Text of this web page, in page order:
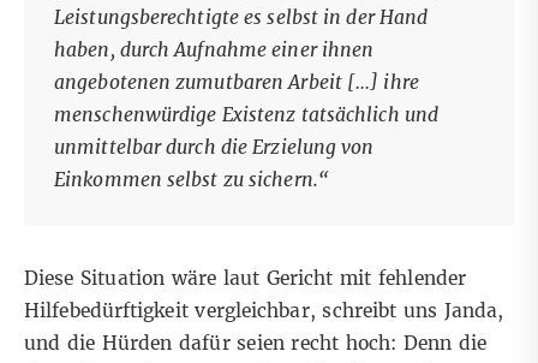
Leistungsberechtigte es selbst in der Hand
haben, durch Aufnahme einer ihnen
angebotenen zumutbaren Arbeit […] ihre
menschenwürdige Existenz tatsächlich und
unmittelbar durch die Erzielung von
Einkommen selbst zu sichern.“
Diese Situation wäre laut Gericht mit fehlender
Hilfebedürftigkeit vergleichbar, schreibt uns Janda,
und die Hürden dafür seien recht hoch: Denn die